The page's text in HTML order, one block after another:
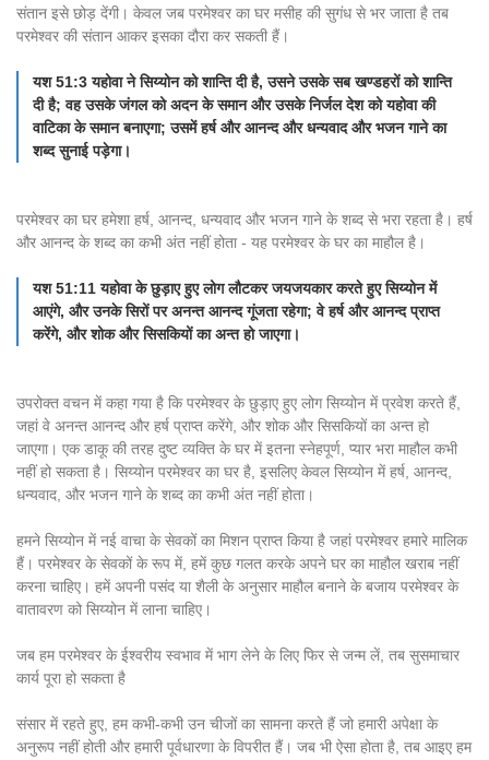
संतान इसे छोड़ देंगी। केवल जब परमेश्वर का घर मसीह की सुगंध से भर जाता है तब
परमेश्वर की संतान आकर इसका दौरा कर सकती हैं।
यश 51:3 यहोवा ने सिय्योन को शान्ति दी है, उसने उसके सब खण्डहरों को शान्ति
दी है; वह उसके जंगल को अदन के समान और उसके निर्जल देश को यहोवा की
वाटिका के समान बनाएगा; उसमें हर्ष और आनन्द और धन्यवाद और भजन गाने का
शब्द सुनाई पड़ेगा।
परमेश्वर का घर हमेशा हर्ष, आनन्द, धन्यवाद और भजन गाने के शब्द से भरा रहता है। हर्ष
और आनन्द के शब्द का कभी अंत नहीं होता - यह परमेश्वर के घर का माहौल है।
यश 51:11 यहोवा के छुड़ाए हुए लोग लौटकर जयजयकार करते हुए सिय्योन में
आएंगे, और उनके सिरों पर अनन्त आनन्द गूंजता रहेगा; वे हर्ष और आनन्द प्राप्त
करेंगे, और शोक और सिसकियों का अन्त हो जाएगा।
उपरोक्त वचन में कहा गया है कि परमेश्वर के छुड़ाए हुए लोग सिय्योन में प्रवेश करते हैं,
जहां वे अनन्त आनन्द और हर्ष प्राप्त करेंगे, और शोक और सिसकियों का अन्त हो
जाएगा। एक डाकू की तरह दुष्ट व्यक्ति के घर में इतना स्नेहपूर्ण, प्यार भरा माहौल कभी
नहीं हो सकता है। सिय्योन परमेश्वर का घर है, इसलिए केवल सिय्योन में हर्ष, आनन्द,
धन्यवाद, और भजन गाने के शब्द का कभी अंत नहीं होता।
हमने सिय्योन में नई वाचा के सेवकों का मिशन प्राप्त किया है जहां परमेश्वर हमारे मालिक
हैं। परमेश्वर के सेवकों के रूप में, हमें कुछ गलत करके अपने घर का माहौल खराब नहीं
करना चाहिए। हमें अपनी पसंद या शैली के अनुसार माहौल बनाने के बजाय परमेश्वर के
वातावरण को सिय्योन में लाना चाहिए।
जब हम परमेश्वर के ईश्वरीय स्वभाव में भाग लेने के लिए फिर से जन्म लें, तब सुसमाचार
कार्य पूरा हो सकता है
संसार में रहते हुए, हम कभी-कभी उन चीजों का सामना करते हैं जो हमारी अपेक्षा के
अनुरूप नहीं होती और हमारी पूर्वधारणा के विपरीत हैं। जब भी ऐसा होता है, तब आइए हम